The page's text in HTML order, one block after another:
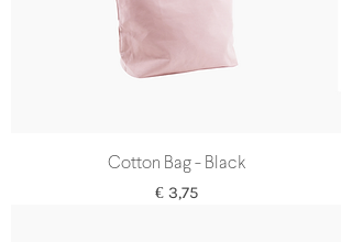
Cotton Bag - Black
Prijs
€ 3,75